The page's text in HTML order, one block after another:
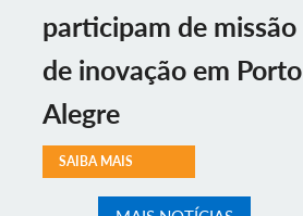
participam de missão
de inovação em Porto
Alegre
SAIBA MAIS